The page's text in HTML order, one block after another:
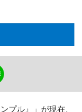
プル』」が現在、